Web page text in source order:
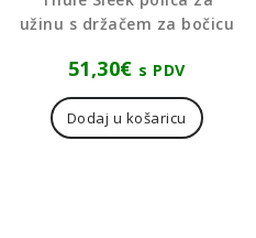
užinu s držačem za bočicu
51,30€ s PDV
Dodaj u košaricu